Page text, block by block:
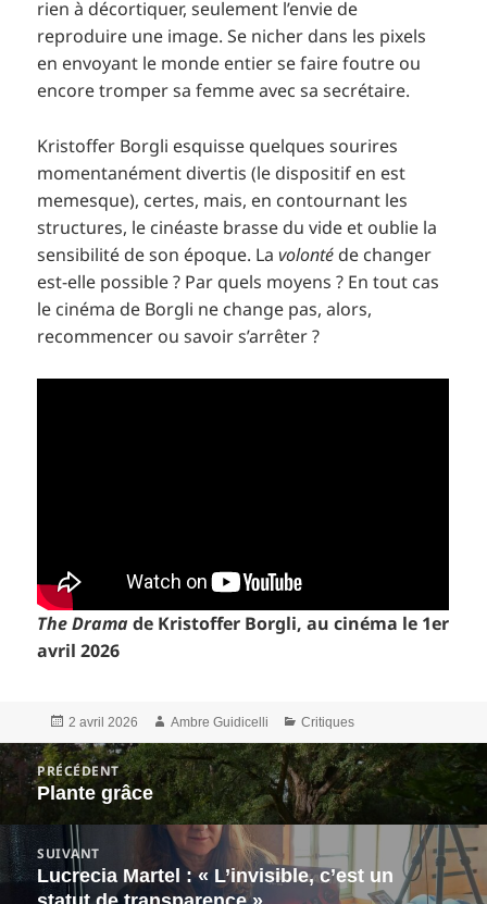
rien à décortiquer, seulement l’envie de
reproduire une image. Se nicher dans les pixels
en envoyant le monde entier se faire foutre ou
encore tromper sa femme avec sa secrétaire.
Kristoffer Borgli esquisse quelques sourires
momentanément divertis (le dispositif en est
memesque), certes, mais, en contournant les
structures, le cinéaste brasse du vide et oublie la
sensibilité de son époque. Lavolonté de changer
est-elle possible ? Par quels moyens ? En tout cas
le cinéma de Borgli ne change pas, alors,
recommencer ou savoir s’arrêter ?
The Dramade Kristoffer Borgli, au cinéma le 1er
avril 2026
Publié
le
2 avril 2026 Auteur
Ambre Guidicelli Catégories
Critiques
Navigation
de
l’article
PRÉCÉDENT
Article
précédent :
Plante grâce
SUIVANT
Article
Lucrecia Martel : « L’invisible, c’est un